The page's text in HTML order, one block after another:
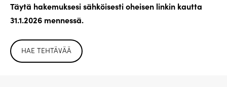
Täytä hakemuksesi sähköisesti oheisen linkin kautta
31.1.2026 mennessä.
HAE TEHTÄVÄÄ